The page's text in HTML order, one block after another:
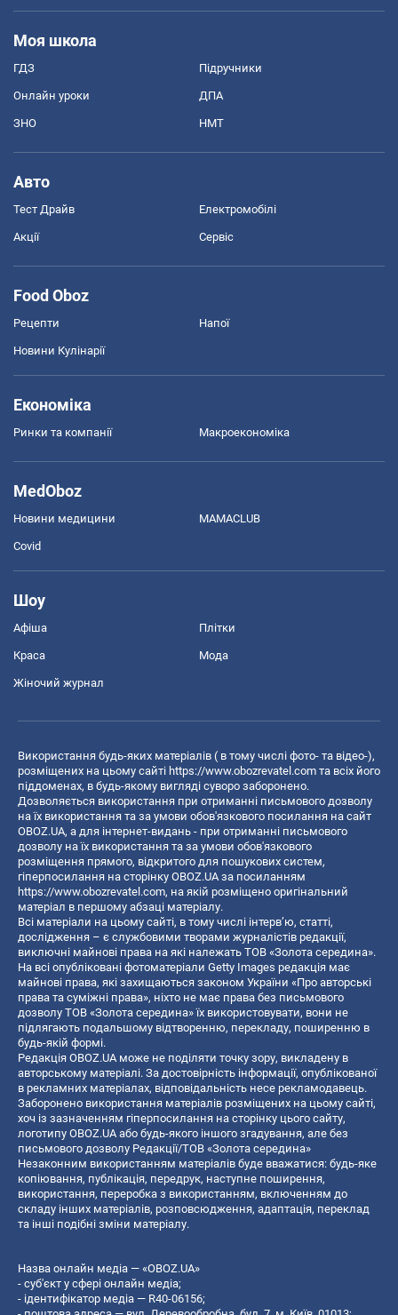
Моя школа
ГДЗ Підручники
Онлайн уроки ДПА
ЗНО НМТ
Авто
Тест Драйв Електромобілі
Акції Сервіс
Food Oboz
Рецепти Напої
Новини Кулінарії
Економіка
Ринки та компанії Макроекономіка
MedOboz
Новини медицини MAMACLUB
Covid
Шоу
Афіша Плітки
Краса Мода
Жіночий журнал
Використання будь-яких матеріалів ( в тому числі фото- та відео-),
розміщених на цьому сайті https://www.obozrevatel.com та всіх його
піддоменах, в будь-якому вигляді суворо заборонено.
Дозволяється використання при отриманні письмового дозволу
на їх використання та за умови обов'язкового посилання на сайт
OBOZ.UA, а для інтернет-видань - при отриманні письмового
дозволу на їх використання та за умови обов'язкового
розміщення прямого, відкритого для пошукових систем,
гіперпосилання на сторінку OBOZ.UA за посиланням
https://www.obozrevatel.com, на якій розміщено оригінальний
матеріал в першому абзаці матеріалу.
Всі матеріали на цьому сайті, в тому числі інтерв’ю, статті,
дослідження – є службовими творами журналістів редакції,
виключні майнові права на які належать ТОВ «Золота середина».
На всі опубліковані фотоматеріали Getty Images редакція має
майнові права, які захищаються законом України «Про авторські
права та суміжні права», ніхто не має права без письмового
дозволу ТОВ «Золота середина» їх використовувати, вони не
підлягають подальшому відтворенню, перекладу, поширенню в
будь-якій формі.
Редакція OBOZ.UA може не поділяти точку зору, викладену в
авторському матеріалі. За достовірність інформації, опублікованої
в рекламних матеріалах, відповідальність несе рекламодавець.
Заборонено використання матеріалів розміщених на цьому сайті,
хоч із зазначенням гіперпосилання на сторінку цього сайту,
логотипу OBOZ.UA або будь-якого іншого згадування, але без
письмового дозволу Редакції/ТОВ «Золота середина»
Незаконним використанням матеріалів буде вважатися: будь-яке
копiювання, публiкацiя, передрук, наступне поширення,
використання, переробка з використанням, включенням до
складу інших матеріалів, розповсюдження, адаптація, переклад
та інші подібні зміни матеріалу.
Назва онлайн медіа — «OBOZ.UA»
- суб'єкт у сфері онлайн медіа;
- ідентифікатор медіа — R40-06156;